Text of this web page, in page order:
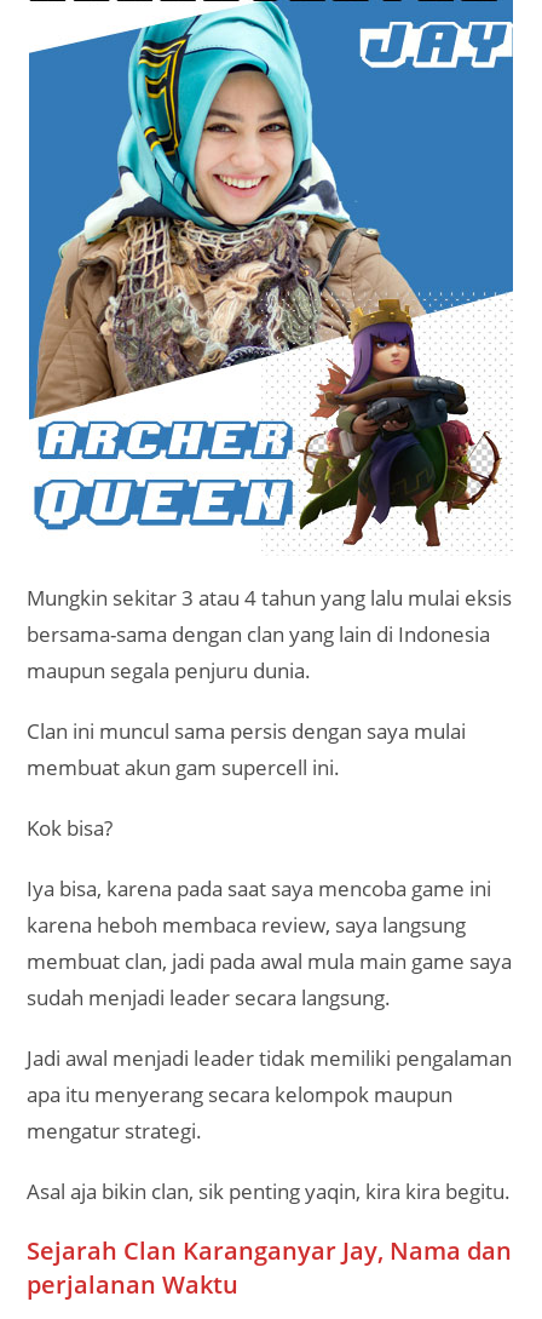
Mungkin sekitar 3 atau 4 tahun yang lalu mulai eksis
bersama-sama dengan clan yang lain di Indonesia
maupun segala penjuru dunia.
Clan ini muncul sama persis dengan saya mulai
membuat akun gam supercell ini.
Kok bisa?
Iya bisa, karena pada saat saya mencoba game ini
karena heboh membaca review, saya langsung
membuat clan, jadi pada awal mula main game saya
sudah menjadi leader secara langsung.
Jadi awal menjadi leader tidak memiliki pengalaman
apa itu menyerang secara kelompok maupun
mengatur strategi.
Asal aja bikin clan, sik penting yaqin, kira kira begitu.
Sejarah Clan Karanganyar Jay, Nama dan
perjalanan Waktu